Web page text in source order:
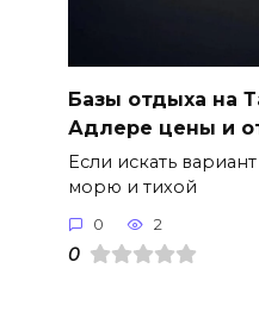
Базы отдыха на
Адлере цены и
Если искать
морю и тихой
0 2
0